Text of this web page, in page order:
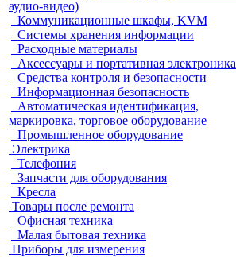
аудио-видео)
Коммуникационные шкафы, KVM
Системы хранения информации
Расходные материалы
Аксессуары и портативная электроника
Средства контроля и безопасности
Информационная безопасность
Автоматическая идентификация,
маркировка, торговое оборудование
Промышленное оборудование
Электрика
Телефония
Запчасти для оборудования
Кресла
Товары после ремонта
Офисная техника
Малая бытовая техника
Приборы для измерения